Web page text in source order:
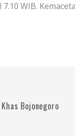
WIB.
Bojonegoro